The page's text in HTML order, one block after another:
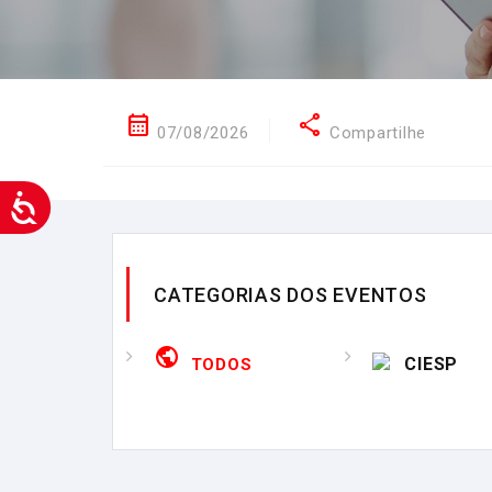
calendar_month 07/08/2026 share Compartilhe
CATEGORIAS DOS EVENTOS
public TODOS CIESP